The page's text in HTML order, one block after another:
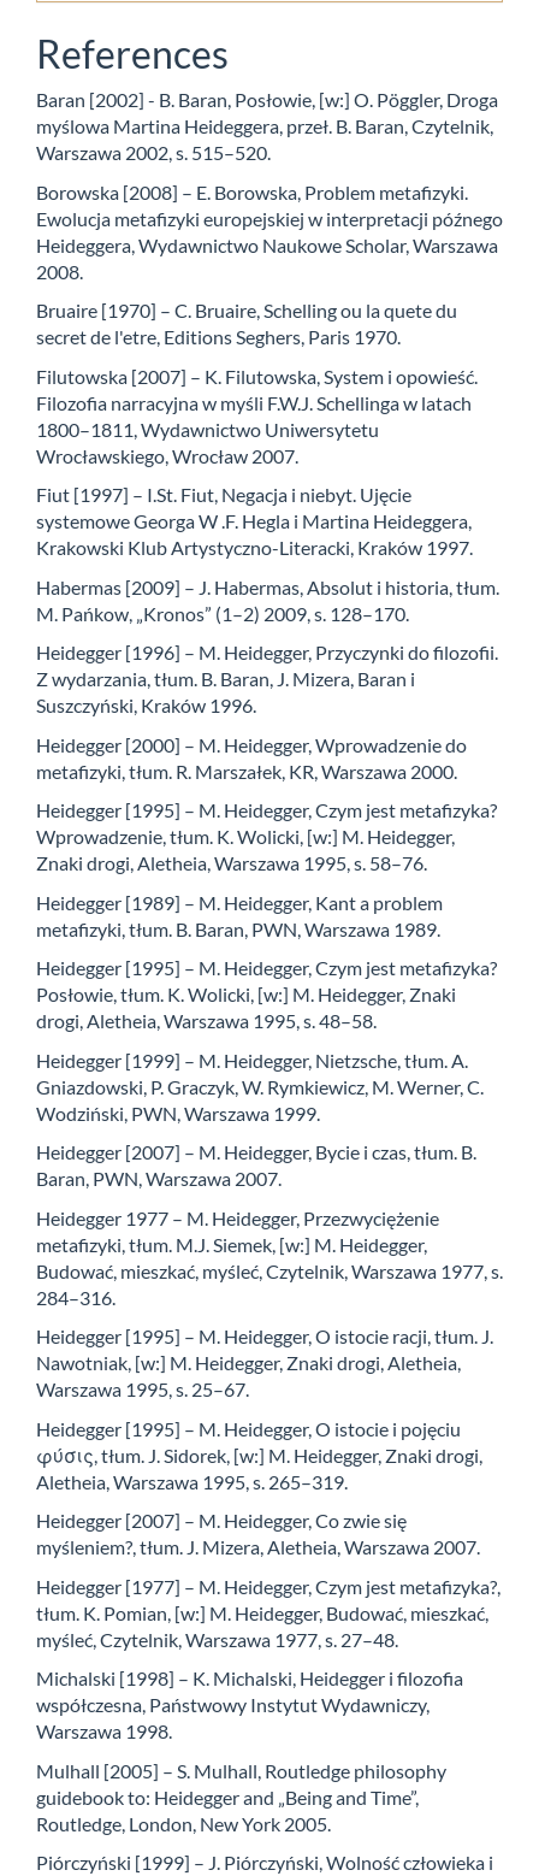
References
Baran [2002] - B. Baran, Posłowie, [w:] O. Pöggler, Droga
myślowa Martina Heideggera, przeł. B. Baran, Czytelnik,
Warszawa 2002, s. 515–520.
Borowska [2008] – E. Borowska, Problem metafizyki.
Ewolucja metafizyki europejskiej w interpretacji późnego
Heideggera, Wydawnictwo Naukowe Scholar, Warszawa
2008.
Bruaire [1970] – C. Bruaire, Schelling ou la quete du
secret de l'etre, Editions Seghers, Paris 1970.
Filutowska [2007] – K. Filutowska, System i opowieść.
Filozofia narracyjna w myśli F.W.J. Schellinga w latach
1800–1811, Wydawnictwo Uniwersytetu
Wrocławskiego, Wrocław 2007.
Fiut [1997] – I.St. Fiut, Negacja i niebyt. Ujęcie
systemowe Georga W .F. Hegla i Martina Heideggera,
Krakowski Klub Artystyczno-Literacki, Kraków 1997.
Habermas [2009] – J. Habermas, Absolut i historia, tłum.
M. Pańkow, „Kronos” (1–2) 2009, s. 128–170.
Heidegger [1996] – M. Heidegger, Przyczynki do filozofii.
Z wydarzania, tłum. B. Baran, J. Mizera, Baran i
Suszczyński, Kraków 1996.
Heidegger [2000] – M. Heidegger, Wprowadzenie do
metafizyki, tłum. R. Marszałek, KR, Warszawa 2000.
Heidegger [1995] – M. Heidegger, Czym jest metafizyka?
Wprowadzenie, tłum. K. Wolicki, [w:] M. Heidegger,
Znaki drogi, Aletheia, Warszawa 1995, s. 58–76.
Heidegger [1989] – M. Heidegger, Kant a problem
metafizyki, tłum. B. Baran, PWN, Warszawa 1989.
Heidegger [1995] – M. Heidegger, Czym jest metafizyka?
Posłowie, tłum. K. Wolicki, [w:] M. Heidegger, Znaki
drogi, Aletheia, Warszawa 1995, s. 48–58.
Heidegger [1999] – M. Heidegger, Nietzsche, tłum. A.
Gniazdowski, P. Graczyk, W. Rymkiewicz, M. Werner, C.
Wodziński, PWN, Warszawa 1999.
Heidegger [2007] – M. Heidegger, Bycie i czas, tłum. B.
Baran, PWN, Warszawa 2007.
Heidegger 1977 – M. Heidegger, Przezwyciężenie
metafizyki, tłum. M.J. Siemek, [w:] M. Heidegger,
Budować, mieszkać, myśleć, Czytelnik, Warszawa 1977, s.
284–316.
Heidegger [1995] – M. Heidegger, O istocie racji, tłum. J.
Nawotniak, [w:] M. Heidegger, Znaki drogi, Aletheia,
Warszawa 1995, s. 25–67.
Heidegger [1995] – M. Heidegger, O istocie i pojęciu
φύσις, tłum. J. Sidorek, [w:] M. Heidegger, Znaki drogi,
Aletheia, Warszawa 1995, s. 265–319.
Heidegger [2007] – M. Heidegger, Co zwie się
myśleniem?, tłum. J. Mizera, Aletheia, Warszawa 2007.
Heidegger [1977] – M. Heidegger, Czym jest metafizyka?,
tłum. K. Pomian, [w:] M. Heidegger, Budować, mieszkać,
myśleć, Czytelnik, Warszawa 1977, s. 27–48.
Michalski [1998] – K. Michalski, Heidegger i filozofia
współczesna, Państwowy Instytut Wydawniczy,
Warszawa 1998.
Mulhall [2005] – S. Mulhall, Routledge philosophy
guidebook to: Heidegger and „Being and Time”,
Routledge, London, New York 2005.
Piórczyński [1999] – J. Piórczyński, Wolność człowieka i